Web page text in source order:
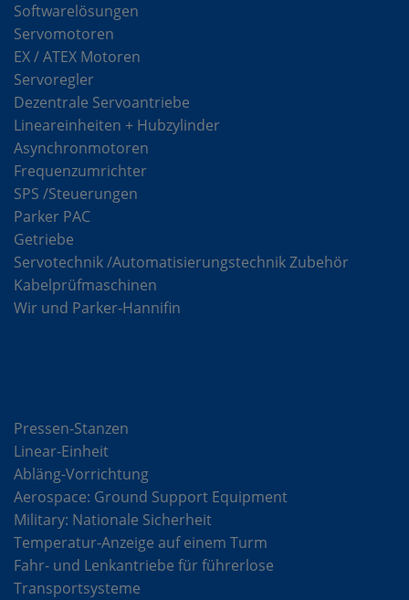
Softwarelösungen
Servomotoren
EX / ATEX Motoren
Servoregler
Dezentrale Servoantriebe
Lineareinheiten + Hubzylinder
Asynchronmotoren
Frequenzumrichter
SPS /Steuerungen
Parker PAC
Getriebe
Servotechnik /Automatisierungstechnik Zubehör
Kabelprüfmaschinen
Wir und Parker-Hannifin
Pressen-Stanzen
Linear-Einheit
Abläng-Vorrichtung
Aerospace: Ground Support Equipment
Military: Nationale Sicherheit
Temperatur-Anzeige auf einem Turm
Fahr- und Lenkantriebe für führerlose
Transportsysteme